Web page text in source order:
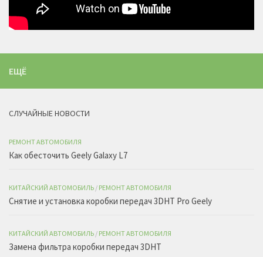
ЕЩЁ
СЛУЧАЙНЫЕ НОВОСТИ
РЕМОНТ АВТОМОБИЛЯ
Как обесточить Geely Galaxy L7
КИТАЙСКИЙ АВТОМОБИЛЬ / РЕМОНТ АВТОМОБИЛЯ
Снятие и установка коробки передач 3DHT Pro Geely
КИТАЙСКИЙ АВТОМОБИЛЬ / РЕМОНТ АВТОМОБИЛЯ
Замена фильтра коробки передач 3DHT